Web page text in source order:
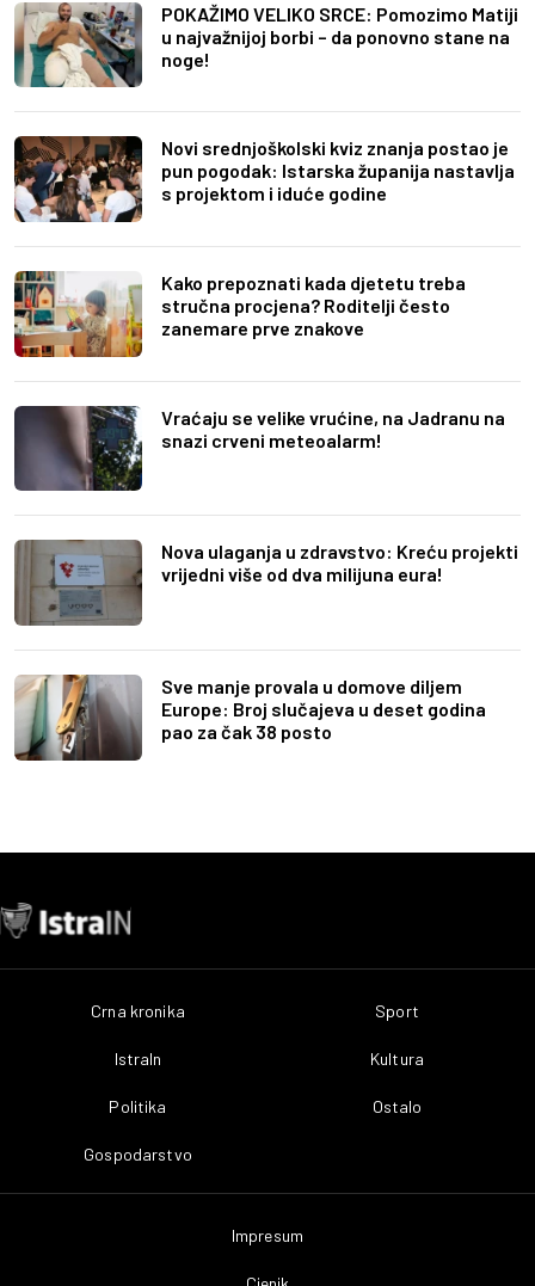
POKAŽIMO VELIKO SRCE: Pomozimo Matiji
u najvažnijoj borbi – da ponovno stane na
noge!
Novi srednjoškolski kviz znanja postao je
pun pogodak: Istarska županija nastavlja
s projektom i iduće godine
Kako prepoznati kada djetetu treba
stručna procjena? Roditelji često
zanemare prve znakove
Vraćaju se velike vrućine, na Jadranu na
snazi crveni meteoalarm!
Nova ulaganja u zdravstvo: Kreću projekti
vrijedni više od dva milijuna eura!
Sve manje provala u domove diljem
Europe: Broj slučajeva u deset godina
pao za čak 38 posto
Crna kronika
IstraIn
Politika
Gospodarstvo
Sport
Kultura
Ostalo
Impresum